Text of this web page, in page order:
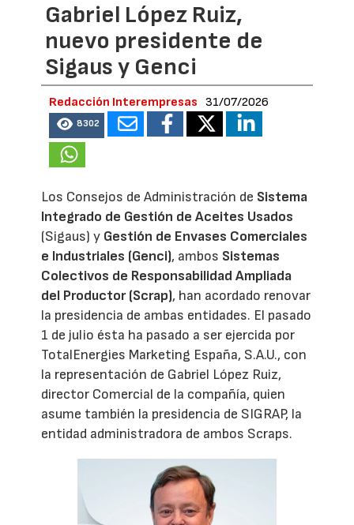
Gabriel López Ruiz,
nuevo presidente de
Sigaus y Genci
Redacción Interempresas 31/07/2026
8302
Los Consejos de Administración de Sistema
Integrado de Gestión de Aceites Usados
(Sigaus) y Gestión de Envases Comerciales
e Industriales (Genci), ambos Sistemas
Colectivos de Responsabilidad Ampliada
del Productor (Scrap), han acordado renovar
la presidencia de ambas entidades. El pasado
1 de julio ésta ha pasado a ser ejercida por
TotalEnergies Marketing España, S.A.U., con
la representación de Gabriel López Ruiz,
director Comercial de la compañía, quien
asume también la presidencia de SIGRAP, la
entidad administradora de ambos Scraps.